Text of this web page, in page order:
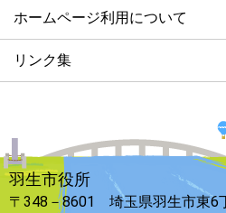
ホームページ利用について
リンク集
羽生市役所
〒348－8601 埼玉県羽生市東